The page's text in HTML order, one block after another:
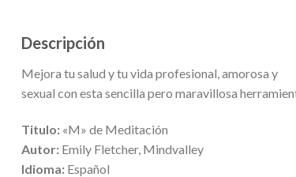
Descripción
Mejora tu salud y tu vida profesional, amorosa y
sexual con esta sencilla pero maravillosa
Titulo:«M» de Meditación
Autor:Emily Fletcher, Mindvalley
Idioma:Español